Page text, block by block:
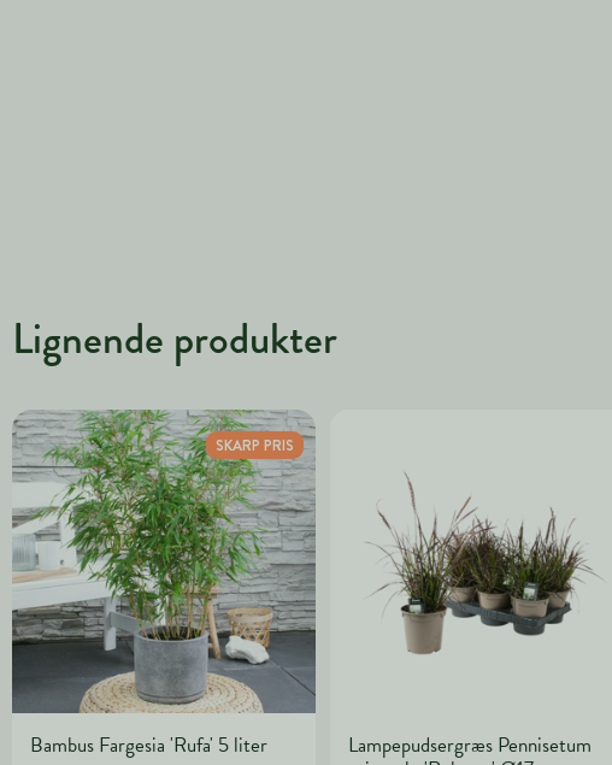
Lignende produkter
SKARP PRIS
Bambus Fargesia 'Rufa' 5 liter
Lampepudsergræs Pennisetum